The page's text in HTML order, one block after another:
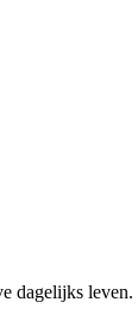
dagelijks leven.